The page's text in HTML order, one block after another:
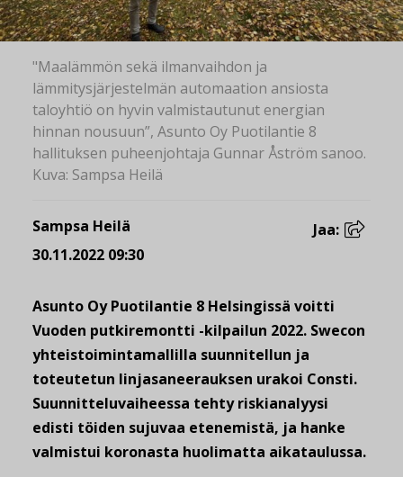
"Maalämmön sekä ilmanvaihdon ja
lämmitysjärjestelmän automaation ansiosta
taloyhtiö on hyvin valmistautunut energian
hinnan nousuun”, Asunto Oy Puotilantie 8
hallituksen puheenjohtaja Gunnar Åström sanoo.
Kuva: Sampsa Heilä
Sampsa Heilä
30.11.2022 09:30
Jaa:
Asunto Oy Puotilantie 8 Helsingissä voitti
Vuoden putkiremontti -kilpailun 2022. Swecon
yhteistoimintamallilla suunnitellun ja
toteutetun linjasaneerauksen urakoi Consti.
Suunnitteluvaiheessa tehty riskianalyysi
edisti töiden sujuvaa etenemistä, ja hanke
valmistui koronasta huolimatta aikataulussa.